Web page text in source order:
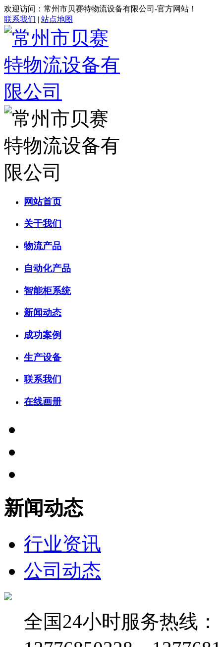
欢迎访问：常州市贝赛特物流设备有限公司-官方网站！
联系我们 | 站点地图
网站首页
关于我们
物流产品
自动化产品
智能柜系统
新闻动态
成功案例
生产设备
联系我们
在线画册
新闻动态
行业资讯
公司动态
全国24小时服务热线：